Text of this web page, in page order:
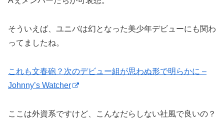
そういえば、ユニバは幻となった美少年デビューにも関わ
ってましたね。
これも文春砲？次のデビュー組が思わぬ形で明らかに –
Johnny’s Watcher
ここは外資系ですけど、こんなだらしない社風で良いの？